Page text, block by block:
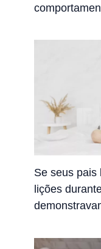
Se seus pais
lições